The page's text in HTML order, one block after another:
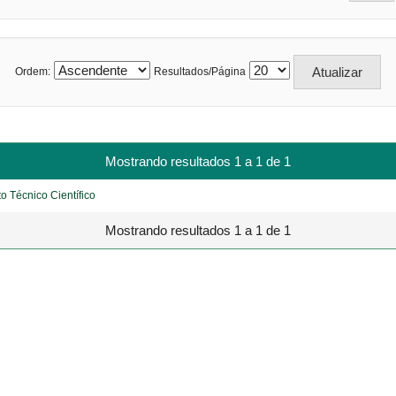
Ordem: Resultados/Página
Mostrando resultados 1 a 1 de 1
Técnico Científico
Mostrando resultados 1 a 1 de 1